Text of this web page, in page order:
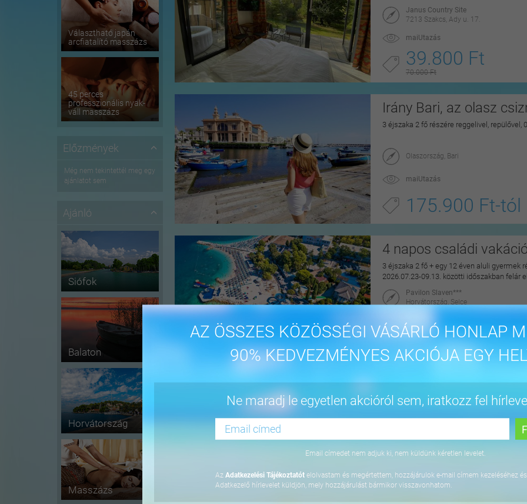
AZ ÖSSZES KÖZÖSSÉGI VÁSÁRLÓ HONLAP
90% KEDVEZMÉNYES AKCIÓJA EGY
Ne maradj le egyetlen akcióról sem, iratkozz fel
Email címedet nem adjuk ki, nem küldünk kéretlen levelet.
Az Adatkezelési Tájékoztatót elolvastam és megértettem, hozzájárulok e-mail címem kezeléséhez
Adatkezelő hírlevelet küldjön, mely hozzájárulást bármikor visszavonhatom.
Választható japán
arcfiatalító masszázs
45 perces
professzionális nyak-
váll masszázs
Előzmények
Még nem tekintettél meg egy
ajánlatot sem
Ajánló
Siófok
Balaton
Horvátország
Masszázs
Janus Country Site
7213 Szakcs, Ady u. 17.
maiUtazás
39.800 Ft
70.000 Ft
Irány Bari, az olasz
3 éjszaka 2 fő részére reggelivel, repülővel,
Olaszország, Bari
maiUtazás
175.900 Ft-tól
4 napos családi
3 éjszaka 2 fő + egy 12 éven aluli gyermek
2026.07.23-09.13. közötti időszakban felár
Pavilon Slaven***
Horvátország, Selce
144.900 Ft
-16%
3 éjszaka 2 fő részére önellátással, 2027.
64.800 Ft